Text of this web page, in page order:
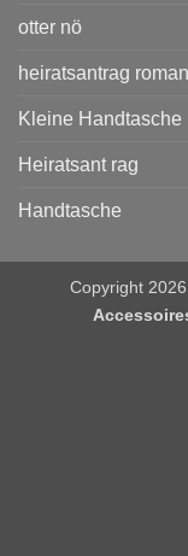
otter nö
heiratsantrag
Kleine Handtasche
Heiratsant rag
Handtasche
Copyright